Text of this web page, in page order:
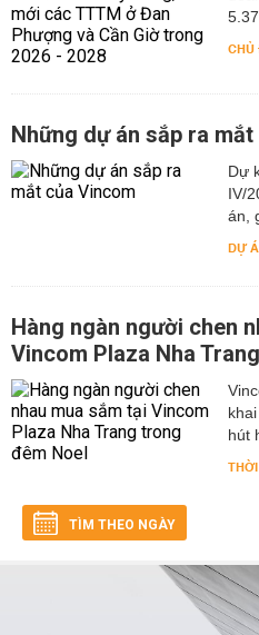
Những dự án sắp ra
Dự
IV/
án,
DỰ
Hàng ngàn người chen
Vincom Plaza Nha
hút
TÌM THEO NGÀY